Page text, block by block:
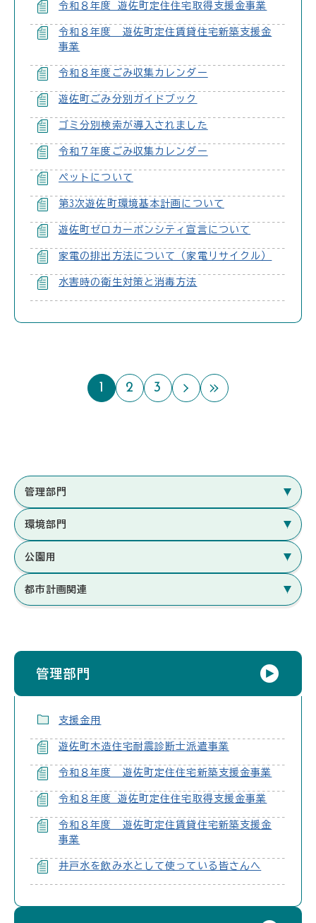
令和８年度 遊佐町定住住宅取得支援金事業
令和８年度 遊佐町定住賃貸住宅新築支援金
事業
令和８年度ごみ収集カレンダー
遊佐町ごみ分別ガイドブック
ゴミ分別検索が導入されました
令和７年度ごみ収集カレンダー
ペットについて
第3次遊佐町環境基本計画について
遊佐町ゼロカーボンシティ宣言について
家電の排出方法について（家電リサイクル）
水害時の衛生対策と消毒方法
1 2 3 次のページ
最後のページ
管理部門
環境部門
公園用
都市計画関連
管理部門
支援金用
遊佐町木造住宅耐震診断士派遣事業
令和８年度 遊佐町定住住宅新築支援金事業
令和８年度 遊佐町定住住宅取得支援金事業
令和８年度 遊佐町定住賃貸住宅新築支援金
事業
井戸水を飲み水として使っている皆さんへ